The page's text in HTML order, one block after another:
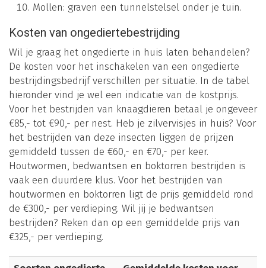
Mollen: graven een tunnelstelsel onder je tuin.
Kosten van ongediertebestrijding
Wil je graag het ongedierte in huis laten behandelen?
De kosten voor het inschakelen van een ongedierte
bestrijdingsbedrijf verschillen per situatie. In de tabel
hieronder vind je wel een indicatie van de kostprijs.
Voor het bestrijden van knaagdieren betaal je ongeveer
€85,- tot €90,- per nest. Heb je zilvervisjes in huis? Voor
het bestrijden van deze insecten liggen de prijzen
gemiddeld tussen de €60,- en €70,- per keer.
Houtwormen, bedwantsen en boktorren bestrijden is
vaak een duurdere klus. Voor het bestrijden van
houtwormen en boktorren ligt de prijs gemiddeld rond
de €300,- per verdieping. Wil jij je bedwantsen
bestrijden? Reken dan op een gemiddelde prijs van
€325,- per verdieping.